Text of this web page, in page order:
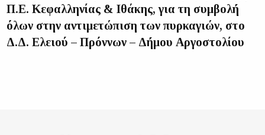
Π.Ε. Κεφαλληνίας & Ιθάκης, για τη συμβολή
όλων στην αντιμετώπιση των πυρκαγιών, στο
Δ.Δ. Ελειού – Πρόννων – Δήμου Αργοστολίου